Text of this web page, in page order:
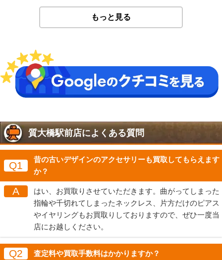
もっと見る
質大橋駅前店によくある質問
Q1
昔の古いデザインのアクセサリーも買取してもらえます
か？
A
はい、お買取りさせていただきます。曲がってしまった
指輪や千切れてしまったネックレス、片方だけのピアス
やイヤリングもお買取りしておりますので、ぜひ一度当
店にお越しください。
Q2 査定料や買取手数料はかかりますか？